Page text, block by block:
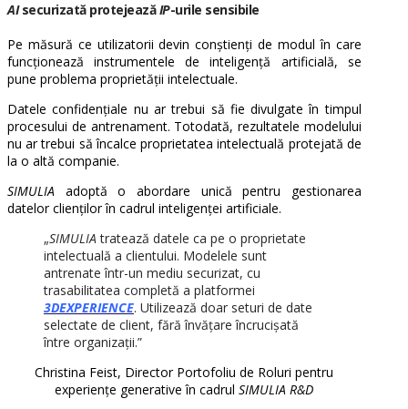
AIsecurizată protejeazăIP-urile sensibile
Pe măsură ce utilizatorii devin conștienți de modul în care
funcționează instrumentele de inteligență artificială, se
pune problema proprietății intelectuale.
Datele confidențiale nu ar trebui să fie divulgate în timpul
procesului de antrenament. Totodată, rezultatele modelului
nu ar trebui să încalce proprietatea intelectuală protejată de
la o altă companie.
SIMULIA adoptă o abordare unică pentru gestionarea
datelor clienților în cadrul inteligenței artificiale.
„SIMULIA tratează datele ca pe o proprietate
intelectuală a clientului. Modelele sunt
antrenate într-un mediu securizat, cu
trasabilitatea completă a platformei
3DEXPERIENCE. Utilizează doar seturi de date
selectate de client, fără învățare încrucișată
între organizații.”
Christina Feist, Director Portofoliu de Roluri pentru
experiențe generative în cadrulSIMULIA R&D